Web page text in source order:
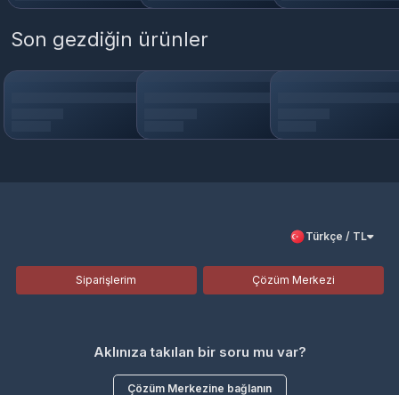
Son gezdiğin ürünler
Türkçe / TL
Siparişlerim Çözüm Merkezi
Aklınıza takılan bir soru mu var?
Çözüm Merkezine bağlanın